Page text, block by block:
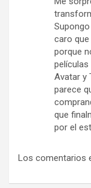
caro
porque
Avatar y
parece
que
por el
Los comentarios